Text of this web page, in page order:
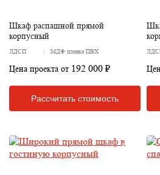
Шкаф распашной прямой
корпусный
ЛДСП МДФ пленка ПВХ
Цена проекта от 192 000 ₽
Рассчитать стоимость